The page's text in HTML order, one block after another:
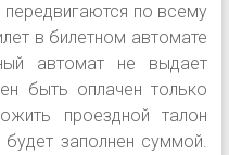
по всему
в билетном автомате
автомат не выдает
быть оплачен только
проездной талон
заполнен суммой.